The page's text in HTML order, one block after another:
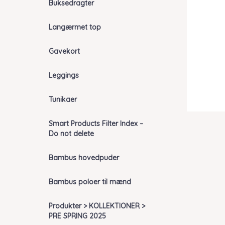
Buksedragter
Langærmet top
Gavekort
Leggings
Tunikaer
Smart Products Filter Index –
Do not delete
Bambus hovedpuder
Bambus poloer til mænd
Produkter > KOLLEKTIONER >
PRE SPRING 2025